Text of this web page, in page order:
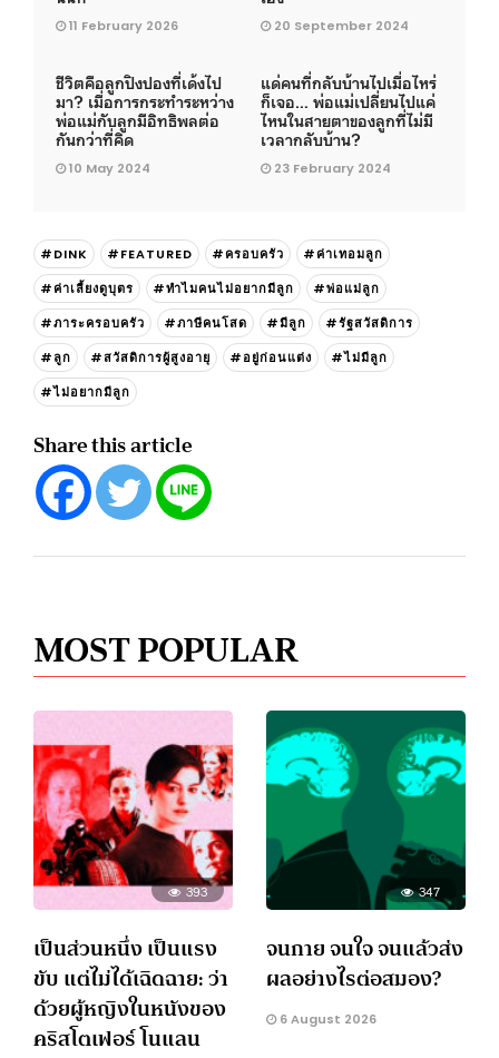
11 February 2026 20 September 2024
ชีวิตคือลูกปิงปองที่เด้งไป
มา? เมื่อการกระทำระหว่าง
พ่อแม่กับลูกมีอิทธิพลต่อ
กันกว่าที่คิด
10 May 2024
แด่คนที่กลับบ้านไปเมื่อไหร่
ก็เจอ… พ่อแม่เปลี่ยนไปแค่
ไหนในสายตาของลูกที่ไม่มี
เวลากลับบ้าน?
23 February 2024
#DINK #FEATURED #ครอบครัว
#ค่าเทอมลูก
#ค่าเลี้ยงดูบุตร
#ทำไมคนไม่อยากมีลูก
#พ่อแม่ลูก
#ภาระครอบครัว
#ภาษีคนโสด #มีลูก
#รัฐสวัสดิการ
#ลูก
#สวัสดิการผู้สูงอายุ #อยู่ก่อนแต่ง
#ไม่มีลูก
#ไม่อยากมีลูก
Share this article
MOST POPULAR
393
เป็นส่วนหนึ่ง เป็นแรง
ขับ แต่ไม่ได้เฉิดฉาย: ว่า
ด้วยผู้หญิงในหนังของ
คริสโตเฟอร์ โนแลน
347
จนกาย จนใจ จนแล้วส่ง
ผลอย่างไรต่อสมอง?
6 August 2026